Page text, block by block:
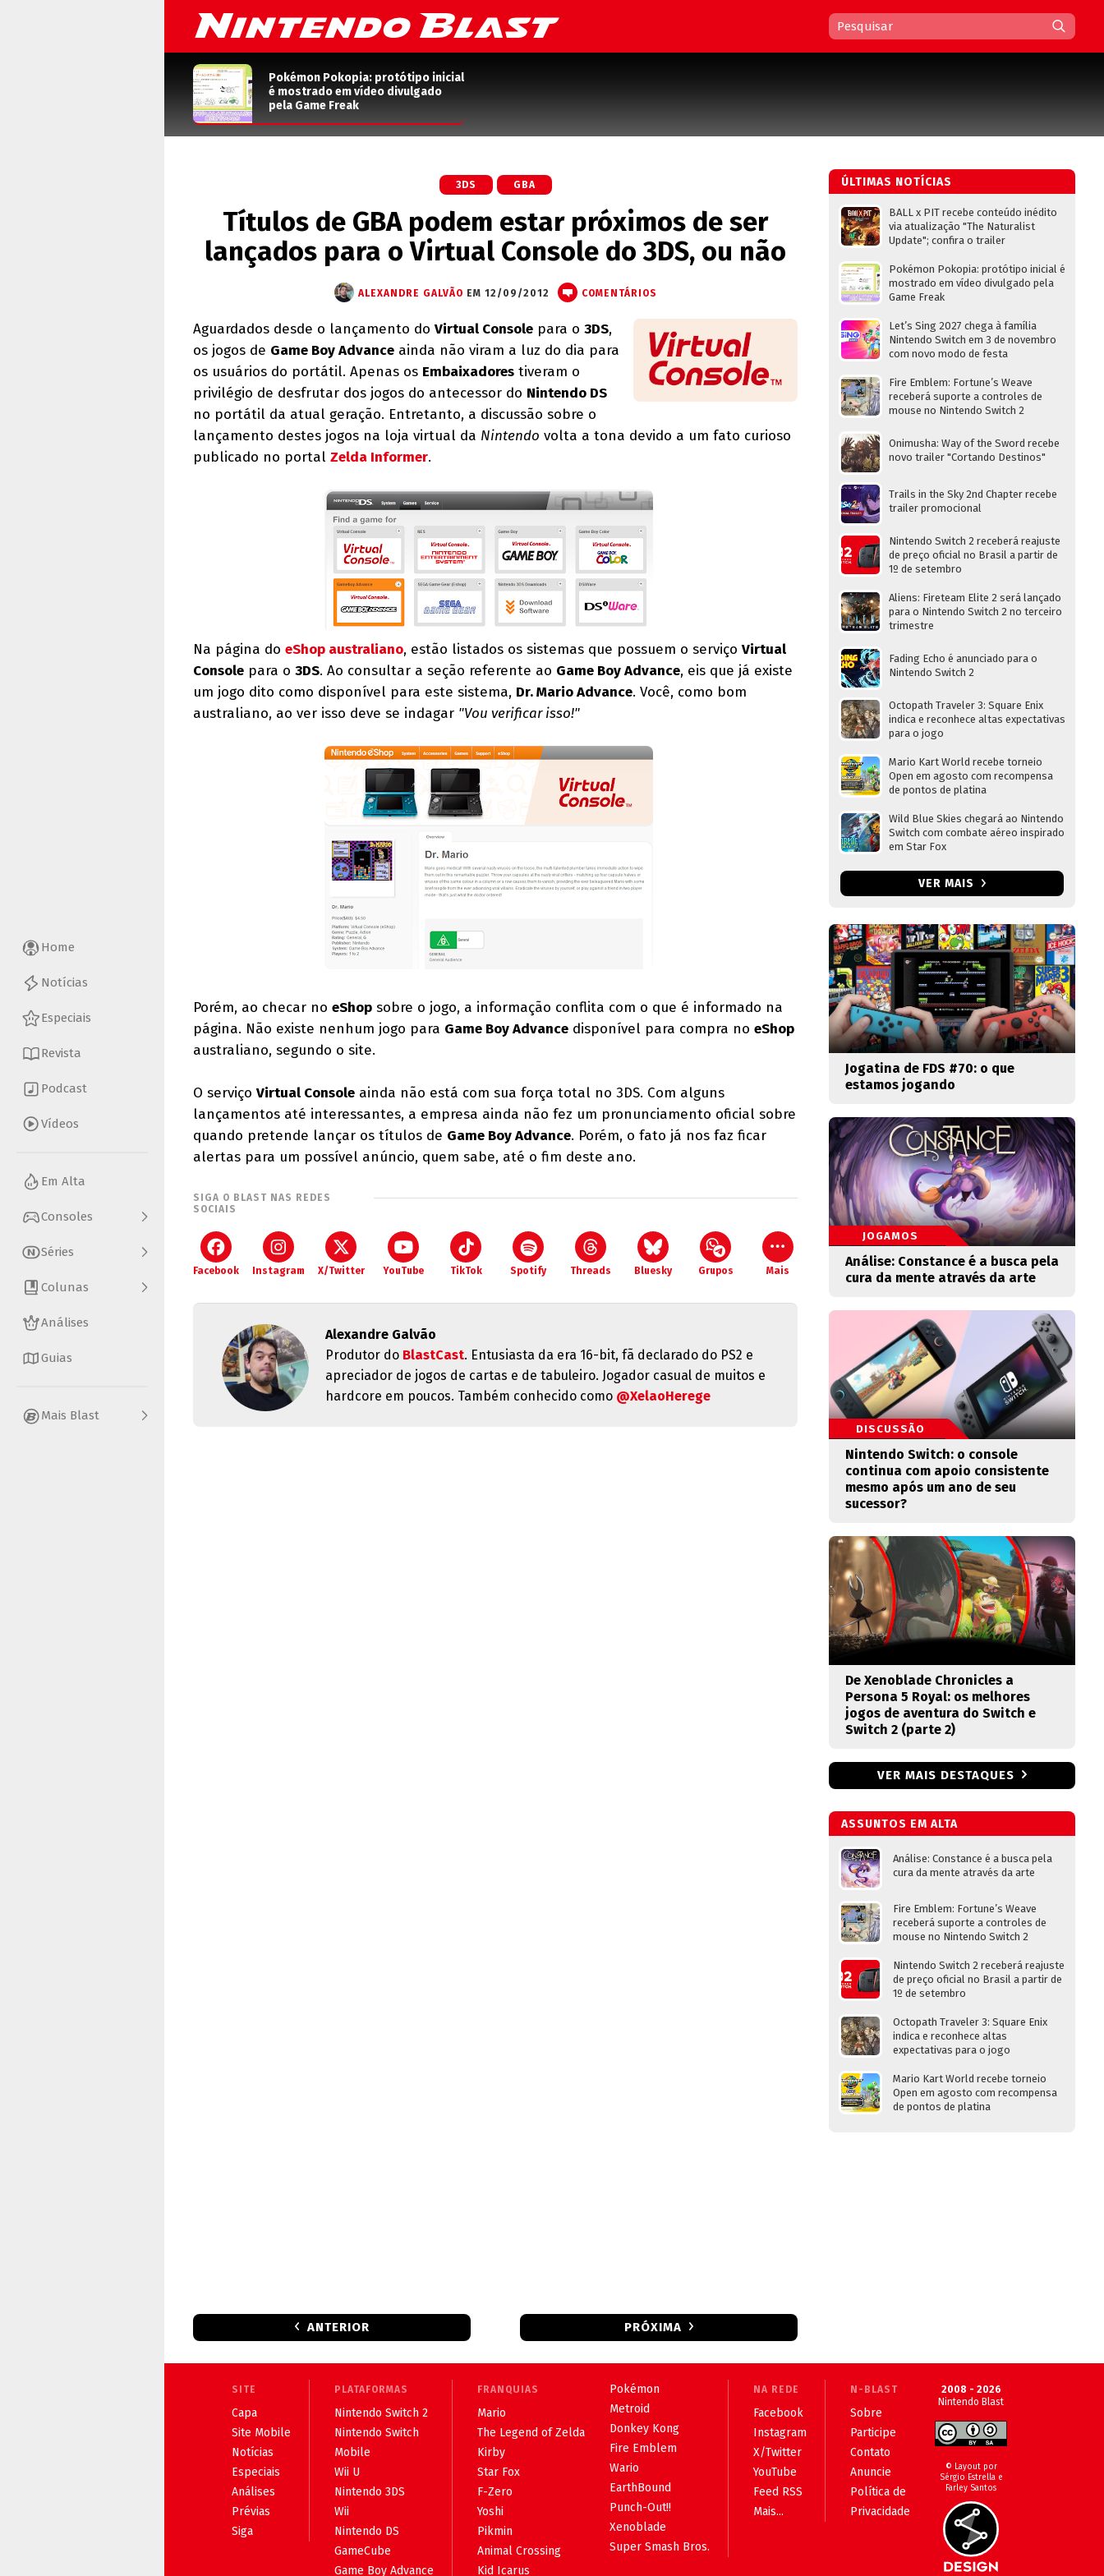
Home
Notícias
Especiais
Revista
Podcast
Vídeos
Em Alta
Consoles
Séries
Colunas
Análises
Guias
Mais Blast
Pokémon Pokopia: protótipo inicial
é mostrado em vídeo divulgado
pela Game Freak
3DS GBA
Títulos de GBA podem estar próximos de ser
lançados para o Virtual Console do 3DS, ou não
ALEXANDRE GALVÃO EM 12/09/2012 COMENTÁRIOS
Aguardados desde o lançamento do Virtual Console para o 3DS,
os jogos de Game Boy Advance ainda não viram a luz do dia para
os usuários do portátil. Apenas os Embaixadores tiveram o
privilégio de desfrutar dos jogos do antecessor do Nintendo DS
no portátil da atual geração. Entretanto, a discussão sobre o
lançamento destes jogos na loja virtual da Nintendo volta a tona devido a um fato curioso
publicado no portal Zelda Informer.
Na página do eShop australiano, estão listados os sistemas que possuem o serviço Virtual
Console para o 3DS. Ao consultar a seção referente ao Game Boy Advance, eis que já existe
um jogo dito como disponível para este sistema, Dr. Mario Advance. Você, como bom
australiano, ao ver isso deve se indagar "Vou verificar isso!"
Porém, ao checar no eShop sobre o jogo, a informação conflita com o que é informado na
página. Não existe nenhum jogo para Game Boy Advance disponível para compra no eShop
australiano, segundo o site.
O serviço Virtual Console ainda não está com sua força total no 3DS. Com alguns
lançamentos até interessantes, a empresa ainda não fez um pronunciamento oficial sobre
quando pretende lançar os títulos de Game Boy Advance. Porém, o fato já nos faz ficar
alertas para um possível anúncio, quem sabe, até o fim deste ano.
SIGA O BLAST NAS REDES
SOCIAIS
Facebook Instagram X/Twitter YouTube TikTok Spotify Threads Bluesky Grupos Mais
Alexandre Galvão
Produtor do BlastCast. Entusiasta da era 16-bit, fã declarado do PS2 e
apreciador de jogos de cartas e de tabuleiro. Jogador casual de muitos e
hardcore em poucos. Também conhecido como @XelaoHerege
ANTERIOR PRÓXIMA
ÚLTIMAS NOTÍCIAS
BALL x PIT recebe conteúdo inédito
via atualização "The Naturalist
Update"; confira o trailer
Pokémon Pokopia: protótipo inicial é
mostrado em vídeo divulgado pela
Game Freak
Let’s Sing 2027 chega à família
Nintendo Switch em 3 de novembro
com novo modo de festa
Fire Emblem: Fortune’s Weave
receberá suporte a controles de
mouse no Nintendo Switch 2
Onimusha: Way of the Sword recebe
novo trailer "Cortando Destinos"
Trails in the Sky 2nd Chapter recebe
trailer promocional
Nintendo Switch 2 receberá reajuste
de preço oficial no Brasil a partir de
1º de setembro
Aliens: Fireteam Elite 2 será lançado
para o Nintendo Switch 2 no terceiro
trimestre
Fading Echo é anunciado para o
Nintendo Switch 2
Octopath Traveler 3: Square Enix
indica e reconhece altas expectativas
para o jogo
Mario Kart World recebe torneio
Open em agosto com recompensa
de pontos de platina
Wild Blue Skies chegará ao Nintendo
Switch com combate aéreo inspirado
em Star Fox
VER MAIS
Jogatina de FDS #70: o que
estamos jogando
JOGAMOS
Análise: Constance é a busca pela
cura da mente através da arte
DISCUSSÃO
Nintendo Switch: o console
continua com apoio consistente
mesmo após um ano de seu
sucessor?
De Xenoblade Chronicles a
Persona 5 Royal: os melhores
jogos de aventura do Switch e
Switch 2 (parte 2)
VER MAIS DESTAQUES
ASSUNTOS EM ALTA
Análise: Constance é a busca pela
cura da mente através da arte
Fire Emblem: Fortune’s Weave
receberá suporte a controles de
mouse no Nintendo Switch 2
Nintendo Switch 2 receberá reajuste
de preço oficial no Brasil a partir de
1º de setembro
Octopath Traveler 3: Square Enix
indica e reconhece altas
expectativas para o jogo
Mario Kart World recebe torneio
Open em agosto com recompensa
de pontos de platina
SITE
Capa
Site Mobile
Notícias
Especiais
Análises
Prévias
Siga
PLATAFORMAS
Nintendo Switch 2
Nintendo Switch
Mobile
Wii U
Nintendo 3DS
Wii
Nintendo DS
GameCube
Game Boy Advance
FRANQUIAS
Mario
The Legend of Zelda
Kirby
Star Fox
F-Zero
Yoshi
Pikmin
Animal Crossing
Kid Icarus
Pokémon
Metroid
Donkey Kong
Fire Emblem
Wario
EarthBound
Punch-Out!!
Xenoblade
Super Smash Bros.
NA REDE
Facebook
Instagram
X/Twitter
YouTube
Feed RSS
Mais...
N-BLAST
Sobre
Participe
Contato
Anuncie
Política de
Privacidade
2008 - 2026
Nintendo Blast
© Layout por
Sérgio Estrella e
Farley Santos